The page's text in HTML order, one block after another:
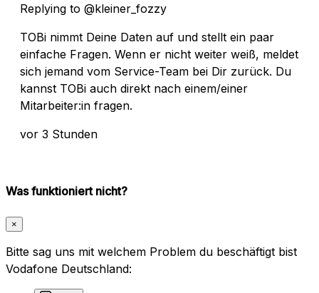
Replying to @kleiner_fozzy
TOBi nimmt Deine Daten auf und stellt ein paar
einfache Fragen. Wenn er nicht weiter weiß, meldet
sich jemand vom Service-Team bei Dir zurück. Du
kannst TOBi auch direkt nach einem/einer
Mitarbeiter:in fragen.
vor 3 Stunden
Was funktioniert nicht?
×
Bitte sag uns mit welchem Problem du beschäftigt bist
Vodafone Deutschland: